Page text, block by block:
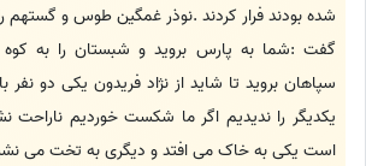
شده بودند فرار کردند .نوذر غمگین طوس و گستهم
گفت :شما به پارس بروید و شبستان را به کوه
سپاهان بروید تا شاید از نژاد فریدون یکی دو نفر
یکدیگر را ندیدیم اگر ما شکست خوردیم ناراحت
است یکی به خاک می افتد و دیگری به تخت می